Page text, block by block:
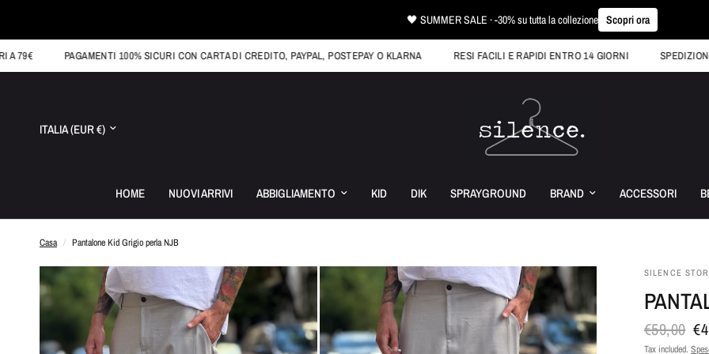
🖤 SUMMER SALE · -30% su tutta la collezione Scopri ora
PAGAMENTI 100% SICURI CON CARTA DI CREDITO, PAYPAL, POSTEPAY O KLARNA RESI FACILI E RAPIDI ENTRO 14 GIORNI SPEDIZIONE
Aggiorna
paese/area
HOME NUOVI ARRIVI ABBIGLIAMENTO KID DIK SPRAYGROUND BRAND ACCESSORI
Casa / Pantalone Kid Grigio perla NJB
SILENCE
€59,00
Tax included.